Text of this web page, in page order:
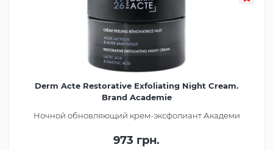
Derm Acte Restorative Exfoliating Night Cream.
Brand Academie
Ночной обновляющий крем-эксфолиант Академи
973 грн.